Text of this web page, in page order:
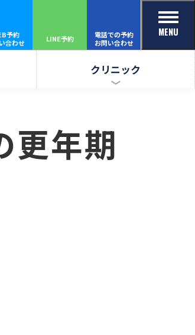
予約
合わせ
LINE予約
電話での予約
お問い合わせ
MENU
クリニック
更年期